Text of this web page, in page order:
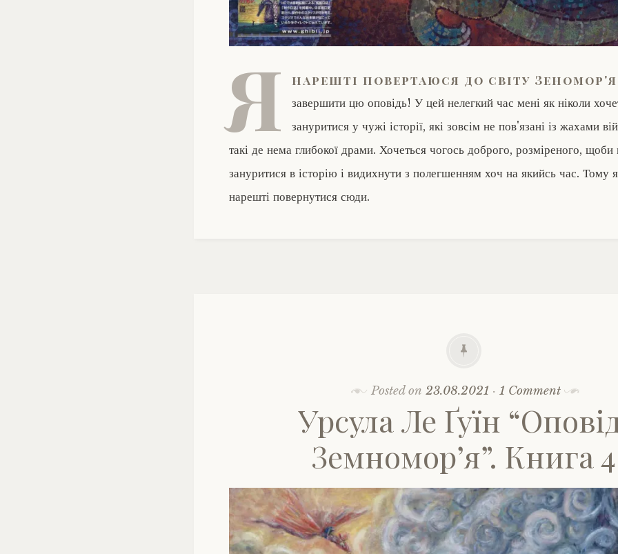
Я нарешті повертаюся до світу
завершити цю оповідь! У цей нелегкий час мені як ніколи
зануритися у чужі історії, які зовсім не пов'язані із жахами
такі де нема глибокої драми. Хочеться чогось доброго, розміреного,
зануритися в історію і видихнути з полегшенням хоч на якийсь час. Тому
нарешті повернутися сюди.
Posted on 23.08.2021 · 1 Comment
Урсула Ле Ґуїн
Земномор’я”. Книга 4